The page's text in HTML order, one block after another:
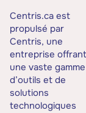
Centris.ca est
propulsé par
Centris, une
entreprise offrant
une vaste gamme
d’outils et de
solutions
technologiques